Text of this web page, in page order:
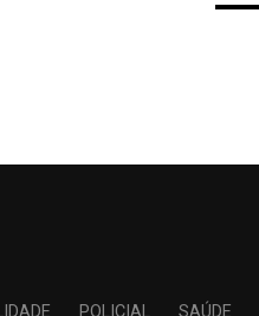
POLICIAL SAÚDE